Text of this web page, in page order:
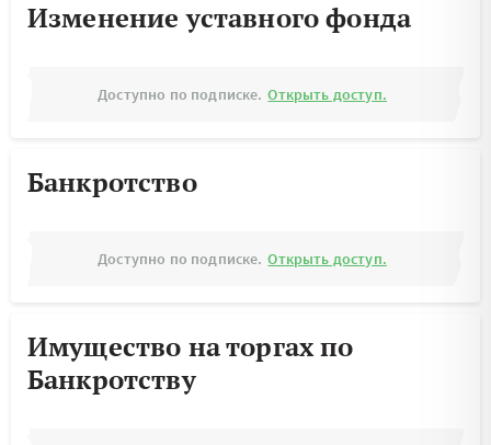
Изменение уставного фонда
Доступно по подписке. Открыть доступ.
Банкротство
Доступно по подписке. Открыть доступ.
Имущество на торгах по
Банкротству